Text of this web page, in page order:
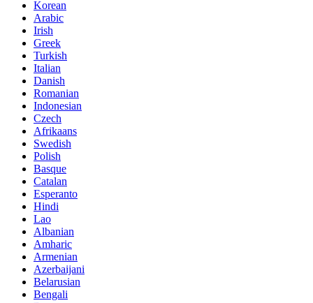
Korean
Arabic
Irish
Greek
Turkish
Italian
Danish
Romanian
Indonesian
Czech
Afrikaans
Swedish
Polish
Basque
Catalan
Esperanto
Hindi
Lao
Albanian
Amharic
Armenian
Azerbaijani
Belarusian
Bengali